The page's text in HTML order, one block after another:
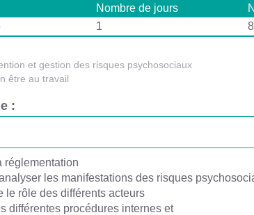
Nombre de jours
1
et gestion des risques psychosociaux
être au travail
:
réglementation
les manifestations des risques
le rôle des différents acteurs
différentes procédures internes et